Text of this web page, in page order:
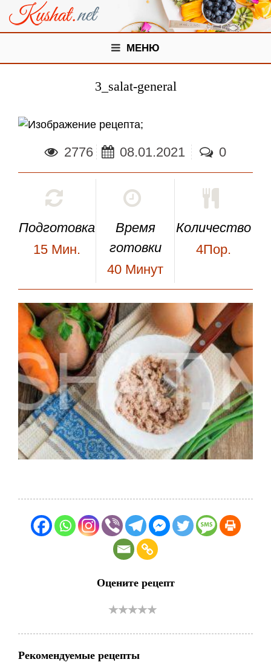
МЕНЮ
3_salat-general
;
2776 08.01.2021 0
Подготовка
15 Мин.
Время
готовки
40 Минут
Количество
4Пор.
Оцените рецепт
Рекомендуемые рецепты